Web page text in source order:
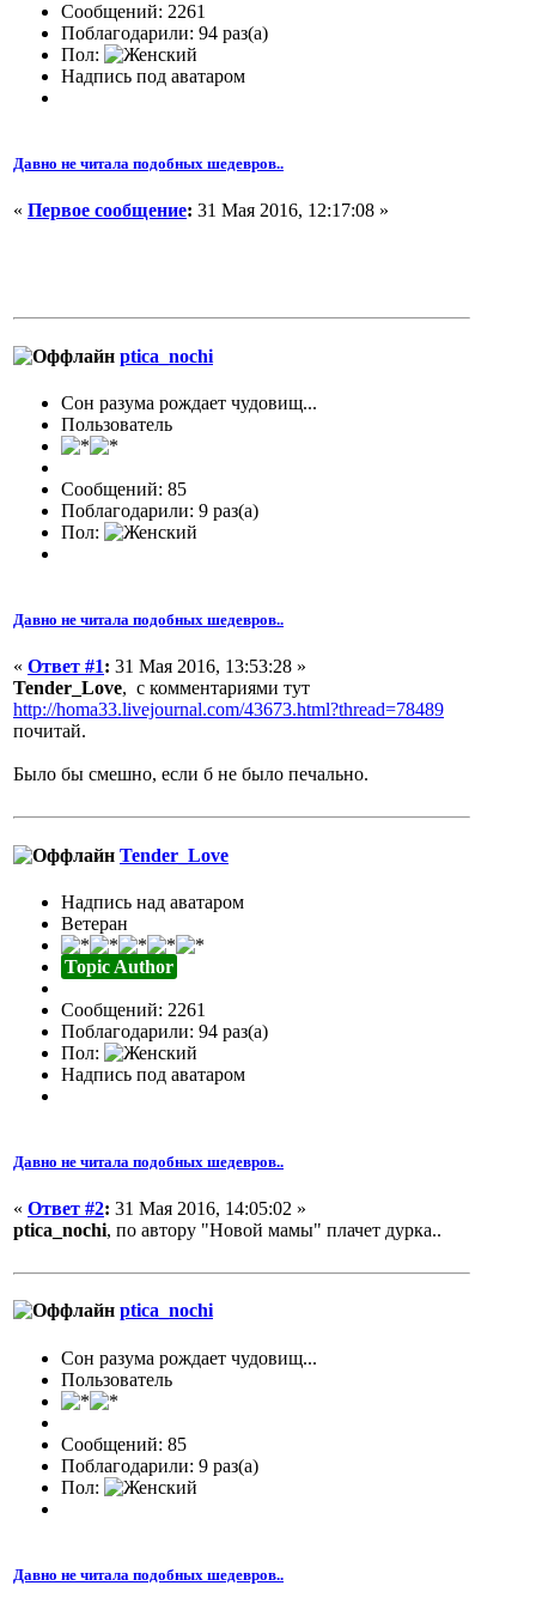
Сообщений: 2261
Поблагодарили: 94 раз(а)
Пол:
Надпись под аватаром
Давно не читала подобных шедевров..
« Первое сообщение: 31 Мая 2016, 12:17:08 »
ptica_nochi
Сон разума рождает чудовищ...
Пользователь
Сообщений: 85
Поблагодарили: 9 раз(а)
Пол:
Давно не читала подобных шедевров..
« Ответ #1: 31 Мая 2016, 13:53:28 »
Tender_Love, с комментариями тут
http://homa33.livejournal.com/43673.html?thread=78489
почитай.
Было бы смешно, если б не было печально.
Tender_Love
Надпись над аватаром
Ветеран
Topic Author
Сообщений: 2261
Поблагодарили: 94 раз(а)
Пол:
Надпись под аватаром
Давно не читала подобных шедевров..
« Ответ #2: 31 Мая 2016, 14:05:02 »
ptica_nochi, по автору "Новой мамы" плачет дурка..
ptica_nochi
Сон разума рождает чудовищ...
Пользователь
Сообщений: 85
Поблагодарили: 9 раз(а)
Пол:
Давно не читала подобных шедевров..